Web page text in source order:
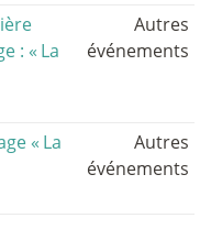
: « La
Autres
événements
« La
Autres
événements